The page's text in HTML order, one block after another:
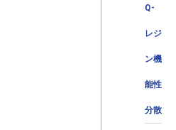
Q-
レジ
ン機
能性
分散